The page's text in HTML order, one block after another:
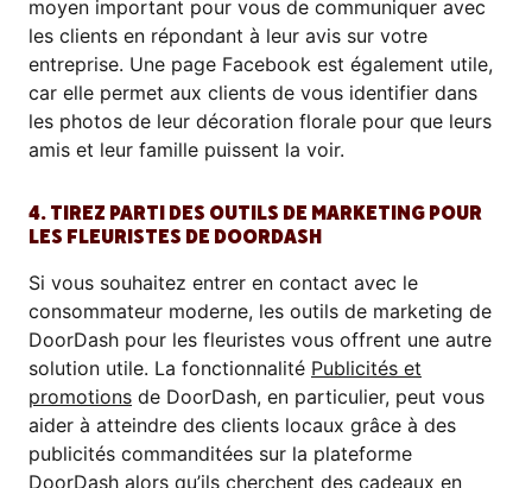
moyen important pour vous de communiquer avec
les clients en répondant à leur avis sur votre
entreprise. Une page Facebook est également utile,
car elle permet aux clients de vous identifier dans
les photos de leur décoration florale pour que leurs
amis et leur famille puissent la voir.
4. TIREZ PARTI DES OUTILS DE MARKETING POUR
LES FLEURISTES DE DOORDASH
Si vous souhaitez entrer en contact avec le
consommateur moderne, les outils de marketing de
DoorDash pour les fleuristes vous offrent une autre
solution utile. La fonctionnalité Publicités et
promotions de DoorDash, en particulier, peut vous
aider à atteindre des clients locaux grâce à des
publicités commanditées sur la plateforme
DoorDash alors qu’ils cherchent des cadeaux en